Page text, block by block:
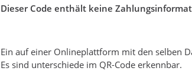
Dieser Code enthält keine
Ein auf einer Onlineplattform mit den selben
Es sind unterschiede im QR-Code erkennbar.